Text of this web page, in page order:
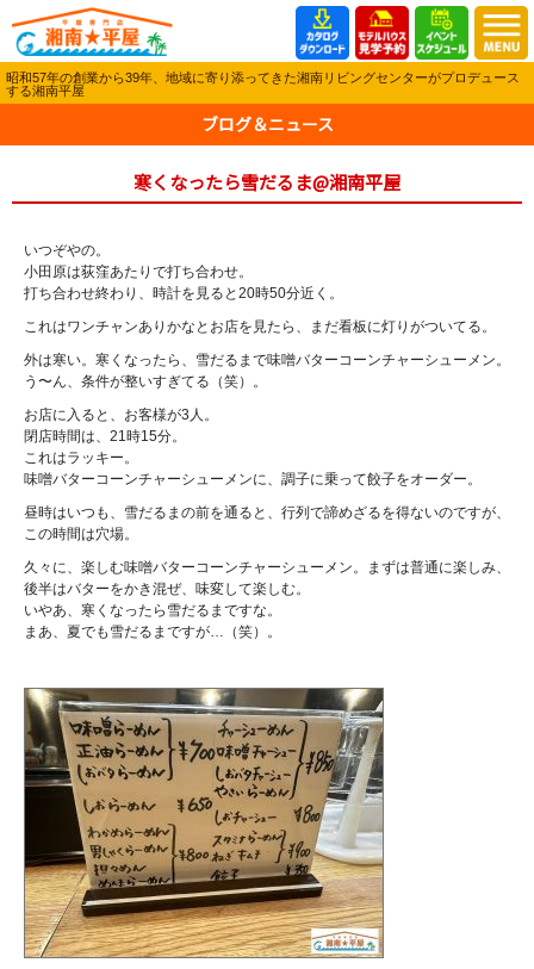
昭和57年の創業から39年、地域に寄り添ってきた湘南リビングセンターがプロデュース
する湘南平屋
ブログ＆ニュース
寒くなったら雪だるま@湘南平屋
いつぞやの。
小田原は荻窪あたりで打ち合わせ。
打ち合わせ終わり、時計を見ると20時50分近く。
これはワンチャンありかなとお店を見たら、まだ看板に灯りがついてる。
外は寒い。寒くなったら、雪だるまで味噌バターコーンチャーシューメン。
う〜ん、条件が整いすぎてる（笑）。
お店に入ると、お客様が3人。
閉店時間は、21時15分。
これはラッキー。
味噌バターコーンチャーシューメンに、調子に乗って餃子をオーダー。
昼時はいつも、雪だるまの前を通ると、行列で諦めざるを得ないのですが、
この時間は穴場。
久々に、楽しむ味噌バターコーンチャーシューメン。まずは普通に楽しみ、
後半はバターをかき混ぜ、味変して楽しむ。
いやあ、寒くなったら雪だるまですな。
まあ、夏でも雪だるまですが…（笑）。